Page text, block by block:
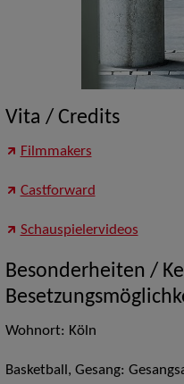
Vita / Credits
Filmmakers
Castforward
Schauspielervideos
Besonderheiten /
Wohnort: Köln
Basketball, Gesang: